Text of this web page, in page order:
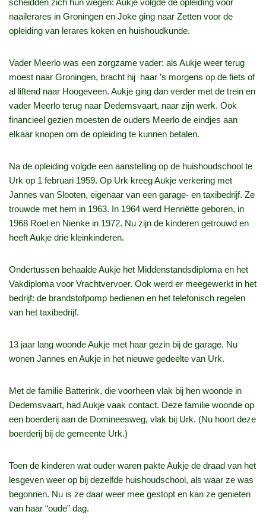
scheidden zich hun wegen: Aukje volgde de opleiding voor
naailerares in Groningen en Joke ging naar Zetten voor de
opleiding van lerares koken en huishoudkunde.
Vader Meerlo was een zorgzame vader: als Aukje weer terug
moest naar Groningen, bracht hij haar ’s morgens op de fiets of
al liftend naar Hoogeveen. Aukje ging dan verder met de trein en
vader Meerlo terug naar Dedemsvaart, naar zijn werk. Ook
financieel gezien moesten de ouders Meerlo de eindjes aan
elkaar knopen om de opleiding te kunnen betalen.
Na de opleiding volgde een aanstelling op de huishoudschool te
Urk op 1 februari 1959. Op Urk kreeg Aukje verkering met
Jannes van Slooten, eigenaar van een garage‑ en taxibedrijf. Ze
trouwde met hem in 1963. In 1964 werd Henriëtte geboren, in
1968 Roel en Nienke in 1972. Nu zijn de kinderen getrouwd en
heeft Aukje drie kleinkinderen.
Ondertussen behaalde Aukje het Middenstandsdiploma en het
Vakdiploma voor Vrachtvervoer. Ook werd er meegewerkt in het
bedrijf: de brandstofpomp bedienen en het telefonisch regelen
van het taxibedrijf.
13 jaar lang woonde Aukje met haar gezin bij de garage. Nu
wonen Jannes en Aukje in het nieuwe gedeelte van Urk.
Met de familie Batterink, die voorheen vlak bij hen woonde in
Dedemsvaart, had Aukje vaak contact. Deze familie woonde op
een boerderij aan de Domineesweg, vlak bij Urk. (Nu hoort deze
boerderij bij de gemeente Urk.)
Toen de kinderen wat ouder waren pakte Aukje de draad van het
lesgeven weer op bij dezelfde huishoudschool, als waar ze was
begonnen. Nu is ze daar weer mee gestopt en kan ze genieten
van haar “oude” dag.